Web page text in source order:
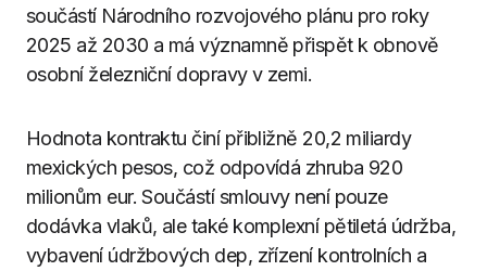
součástí Národního rozvojového plánu pro roky
2025 až 2030 a má významně přispět k obnově
osobní železniční dopravy v zemi.
Hodnota kontraktu činí přibližně 20,2 miliardy
mexických pesos, což odpovídá zhruba 920
milionům eur. Součástí smlouvy není pouze
dodávka vlaků, ale také komplexní pětiletá údržba,
vybavení údržbových dep, zřízení kontrolních a